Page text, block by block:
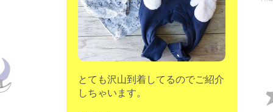
minna kitchen komeco
contact
とても沢山到着してるのでご紹介
しちゃいます。